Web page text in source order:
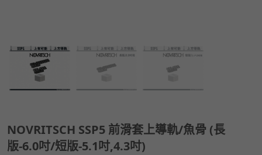
NOVRITSCH SSP5 前滑套上導軌/魚骨 (長
版-6.0吋/短版-5.1吋,4.3吋)